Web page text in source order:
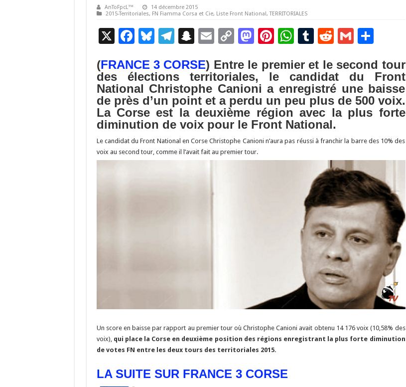
AnToFpcL™
14 décembre 2015
2015-Territoriales, FN Fiamma Corsa et Cie, Liste Front National ,TERRITORIALES
X
F
e
b
o
o
k
Bl
es
ky
T
e
gr
a
m
S
a
p
c
h
at
E
ai
l
C
p
y
Li
n
k
M
to
d
o
n
Pi
er
es
t
W
at
sA
p
p
T
m
bl
r
R
d
di
t
G
ai
l
ta
g
er
(FRANCE 3 CORSE) Entre le premier et le second tour
des élections territoriales, le candidat du Front
National Christophe Canioni a enregistré une baisse
de près d’un point et a perdu un peu plus de 500 voix.
La Corse est la deuxième région avec la plus forte
diminution de voix pour le Front National.
Le candidat du Front National en Corse Christophe Canioni n’aura pas réussi à franchir la barre des 10% des
voix au second tour, comme il l’avait fait au premier tour.
Un score en baisse par rapport au premier tour où Christophe Canioni avait obtenu 14 176 voix (10,58% des
voix),qui place la Corse en deuxième position des régions enregistrant la plus forte diminution
de votes FN entre les deux tours des territoriales 2015.
LA SUITE SUR FRANCE 3 CORSE